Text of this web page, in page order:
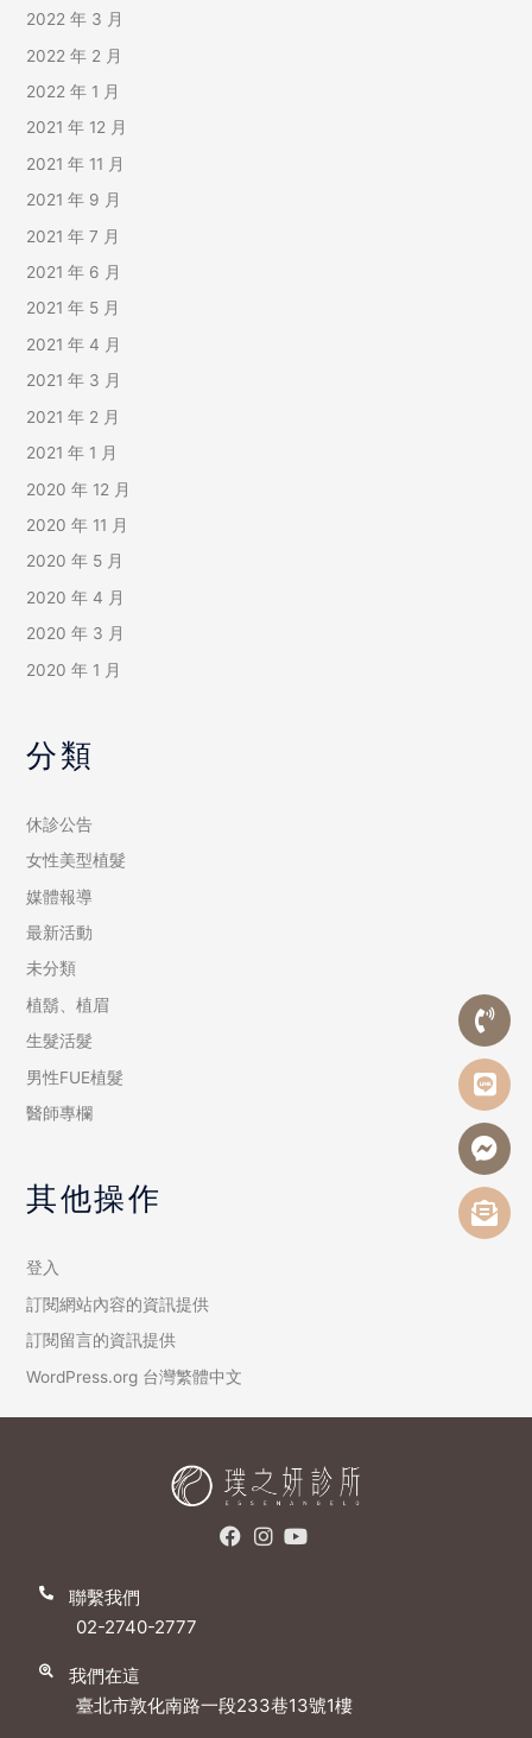
2022 年 3 月
2022 年 2 月
2022 年 1 月
2021 年 12 月
2021 年 11 月
2021 年 9 月
2021 年 7 月
2021 年 6 月
2021 年 5 月
2021 年 4 月
2021 年 3 月
2021 年 2 月
2021 年 1 月
2020 年 12 月
2020 年 11 月
2020 年 5 月
2020 年 4 月
2020 年 3 月
2020 年 1 月
分類
休診公告
女性美型植髮
媒體報導
最新活動
未分類
植鬍、植眉
生髮活髮
男性FUE植髮
醫師專欄
其他操作
登入
訂閱網站內容的資訊提供
訂閱留言的資訊提供
WordPress.org 台灣繁體中文
聯繫我們
02-2740-2777
我們在這
臺北市敦化南路一段233巷13號1樓